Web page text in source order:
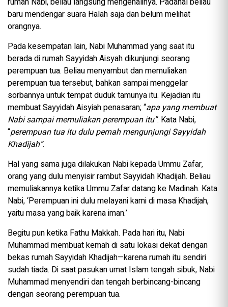
baru mendengar suara Halah saja dan belum melihat
orangnya.
Pada kesempatan lain, Nabi Muhammad yang saat itu
berada di rumah Sayyidah Aisyah dikunjungi seorang
perempuan tua. Beliau menyambut dan memuliakan
perempuan tua tersebut, bahkan sampai menggelar
sorbannya untuk tempat duduk tamunya itu. Kejadian itu
membuat Sayyidah Aisyiah penasaran; “apa yang membuat
Nabi sampai memuliakan perempuan itu”. Kata Nabi,
“perempuan tua itu dulu pernah mengunjungi Sayyidah
Khadijah”.
Hal yang sama juga dilakukan Nabi kepada Ummu Zafar,
orang yang dulu menyisir rambut Sayyidah Khadijah. Beliau
memuliakannya ketika Ummu Zafar datang ke Madinah. Kata
Nabi, ‘Perempuan ini dulu melayani kami di masa Khadijah,
yaitu masa yang baik karena iman.’
Begitu pun ketika Fathu Makkah. Pada hari itu, Nabi
Muhammad membuat kemah di satu lokasi dekat dengan
bekas rumah Sayyidah Khadijah—karena rumah itu sendiri
sudah tiada. Di saat pasukan umat Islam tengah sibuk, Nabi
Muhammad menyendiri dan tengah berbincang-bincang
dengan seorang perempuan tua.